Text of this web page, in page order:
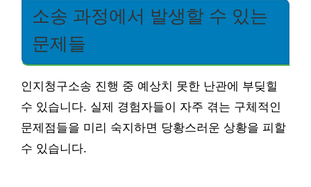
소송 과정에서 발생할 수 있는
문제들
인지청구소송 진행 중 예상치 못한 난관에 부딪힐
수 있습니다. 실제 경험자들이 자주 겪는 구체적인
문제점들을 미리 숙지하면 당황스러운 상황을 피할
수 있습니다.